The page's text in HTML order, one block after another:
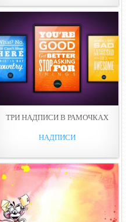
ТРИ НАДПИСИ В РАМОЧКАХ
НАДПИСИ